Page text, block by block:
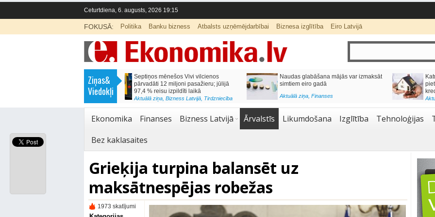
Ceturtdiena, 6. augusts, 2026 19:15
FOKUSĀ: Politika Banku bizness Atbalsts uzņēmējdarbībai Biznesa izglītība Eiro Latvijā
Ziņas&
Viedokļi
Septiņos mēnešos Vivi vilcienos
pārvadāti 12 miljoni pasažieru; jūlijā
Tirdzniecība
Naudas glabāšana mājās var izmaksāt
simtiem eiro gadā
Aktuālā ziņa , Finanses
Katrs desmitais mājokļa kredīta
pieteikums tiek noraidīts negatīvas
Aktuālā ziņa,
Ekonomika Finanses Bizness Latvijā Ārvalstīs Likumdošana Izglītība Tehnoloģijas
Bez kaklasaites
Grieķija turpina balansēt uz
maksātnespējas robežas
1973 skatījumi